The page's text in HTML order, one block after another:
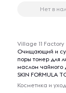
Нет в
Village 11 Factory
Очищающий и
поры тонер для
маслом чайного
SKIN FORMULA
Косметика и уход